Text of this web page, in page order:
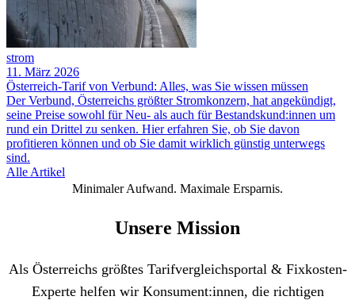
strom
11. März 2026
Österreich-Tarif von Verbund: Alles, was Sie wissen müssen
Der Verbund, Österreichs größter Stromkonzern, hat angekündigt,
seine Preise sowohl für Neu- als auch für Bestandskund:innen um
rund ein Drittel zu senken. Hier erfahren Sie, ob Sie davon
profitieren können und ob Sie damit wirklich günstig unterwegs
sind.
Alle Artikel
Minimaler Aufwand. Maximale Ersparnis.
Unsere Mission
Als Österreichs größtes Tarifvergleichsportal & Fixkosten-
Experte helfen wir Konsument:innen, die richtigen